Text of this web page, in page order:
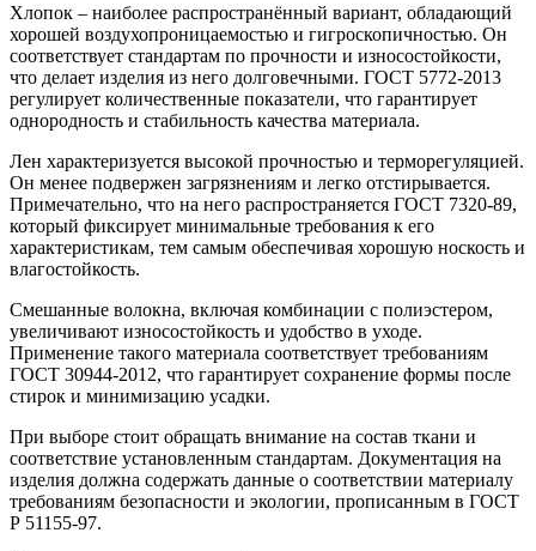
Хлопок – наиболее распространённый вариант, обладающий
хорошей воздухопроницаемостью и гигроскопичностью. Он
соответствует стандартам по прочности и износостойкости,
что делает изделия из него долговечными. ГОСТ 5772-2013
регулирует количественные показатели, что гарантирует
однородность и стабильность качества материала.
Лен характеризуется высокой прочностью и терморегуляцией.
Он менее подвержен загрязнениям и легко отстирывается.
Примечательно, что на него распространяется ГОСТ 7320-89,
который фиксирует минимальные требования к его
характеристикам, тем самым обеспечивая хорошую носкость и
влагостойкость.
Смешанные волокна, включая комбинации с полиэстером,
увеличивают износостойкость и удобство в уходе.
Применение такого материала соответствует требованиям
ГОСТ 30944-2012, что гарантирует сохранение формы после
стирок и минимизацию усадки.
При выборе стоит обращать внимание на состав ткани и
соответствие установленным стандартам. Документация на
изделия должна содержать данные о соответствии материалу
требованиям безопасности и экологии, прописанным в ГОСТ
Р 51155-97.